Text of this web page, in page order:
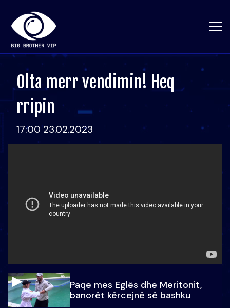
Olta merr vendimin! Heq
rripin
17:00 23.02.2023
Paqe mes Eglës dhe Meritonit,
banorët kërcejnë së bashku